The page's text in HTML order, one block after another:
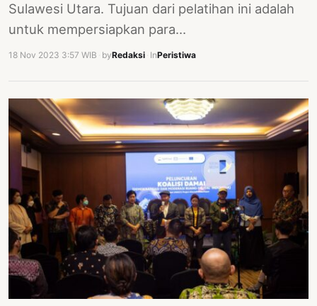
Sulawesi Utara. Tujuan dari pelatihan ini adalah
untuk mempersiapkan para…
18 Nov 2023 3:57 WIB byRedaksi InPeristiwa